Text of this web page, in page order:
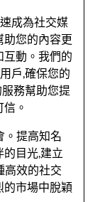
成為社交媒
助您的內容更
互動。我們的
戶,確保您的
務幫助您提
。
。提高知名
目光,建立
高效的社交
的市場中脫穎